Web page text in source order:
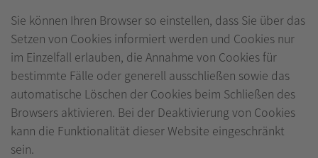
Sie können Ihren Browser so einstellen, dass Sie über das
Setzen von Cookies informiert werden und Cookies nur
im Einzelfall erlauben, die Annahme von Cookies für
bestimmte Fälle oder generell ausschließen sowie das
automatische Löschen der Cookies beim Schließen des
Browsers aktivieren. Bei der Deaktivierung von Cookies
kann die Funktionalität dieser Website eingeschränkt
sein.